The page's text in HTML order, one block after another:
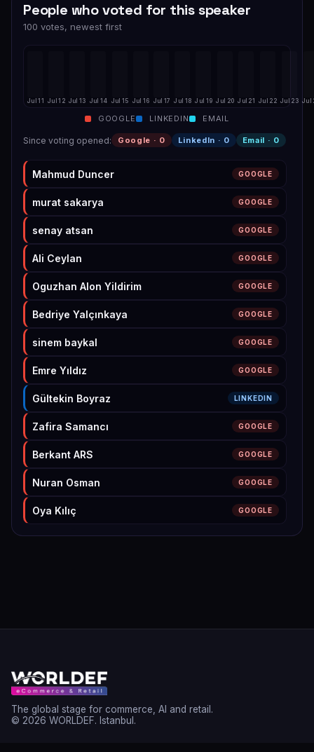
People who voted for this speaker
100 votes, newest first
Jul 11 Jul 12 Jul 13 Jul 14 Jul 15 Jul 16 Jul 17 Jul 18 Jul 19 Jul 20 Jul 21 Jul 22 Jul 23 Jul
GOOGLE LINKEDIN EMAIL
Since voting opened: Google · 0 LinkedIn · 0 Email · 0
Mahmud Duncer GOOGLE
murat sakarya GOOGLE
senay atsan GOOGLE
Ali Ceylan GOOGLE
Oguzhan Alon Yildirim GOOGLE
Bedriye Yalçınkaya GOOGLE
sinem baykal GOOGLE
Emre Yıldız GOOGLE
Gültekin Boyraz LINKEDIN
Zafira Samancı GOOGLE
Berkant ARS GOOGLE
Nuran Osman GOOGLE
Oya Kılıç GOOGLE
Nuray Sendur GOOGLE
Oscar Oscar
Muhammet Kaan Eza
The global stage for commerce, AI and retail.
© 2026 WORLDEF. Istanbul.